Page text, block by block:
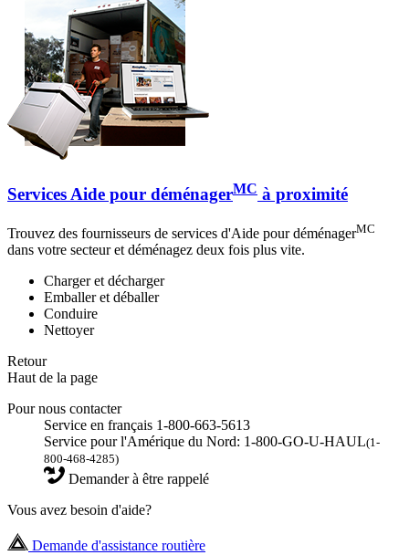
Services Aide pour déménagerMC à proximité
Trouvez des fournisseurs de services d'Aide pour déménagerMC
dans votre secteur et déménagez deux fois plus vite.
Charger et décharger
Emballer et déballer
Conduire
Nettoyer
Retour
Haut de la page
Pour nous contacter
Service en français 1-800-663-5613
Service pour l'Amérique du Nord: 1-800-GO-U-HAUL(1-
800-468-4285)
Demander à être rappelé
Vous avez besoin d'aide?
Demande d'assistance routière